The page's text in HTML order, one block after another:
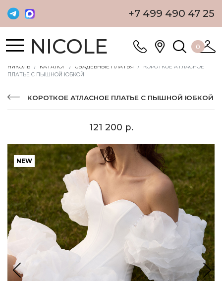
+7 499 490 47 25
NICOLE 0
НИКОЛЬ КАТАЛОГ СВАДЕБНЫЕ ПЛАТЬЯ
КОРОТКОЕ АТЛАСНОЕ
ПЛАТЬЕ С ПЫШНОЙ ЮБКОЙ
КОРОТКОЕ АТЛАСНОЕ ПЛАТЬЕ С ПЫШНОЙ ЮБКОЙ
121 200 р.
NEW